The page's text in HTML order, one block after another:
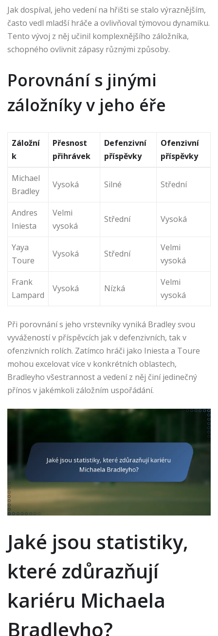
Jak dospíval, jeho vedení na hřišti se stalo výraznějším,
často vedl mladší hráče a ovlivňoval týmovou dynamiku.
Tento vývoj z něj učinil komplexnějšího záložníka,
schopného ovlivnit zápasy různými způsoby.
Porovnání s jinými
záložníky v jeho éře
Záložní
k
Přesnost
přihrávek
Defenzivní
příspěvky
Ofenzivní
příspěvky
Michael
Bradley
Vysoká Silné Střední
Andres
Iniesta
Velmi
vysoká
Střední Vysoká
Yaya
Toure
Vysoká Střední
Velmi
vysoká
Frank
Lampard
Vysoká Nízká
Velmi
vysoká
Při porovnání s jeho vrstevníky vyniká Bradley svou
vyvážeností v příspěvcích jak v defenzivních, tak v
ofenzivních rolích. Zatímco hráči jako Iniesta a Toure
mohou excelovat více v konkrétních oblastech,
Bradleyho všestrannost a vedení z něj činí jedinečný
přínos v jakémkoli záložním uspořádání.
Jaké jsou statistiky,
které zdůrazňují
kariéru Michaela
Bradleyho?